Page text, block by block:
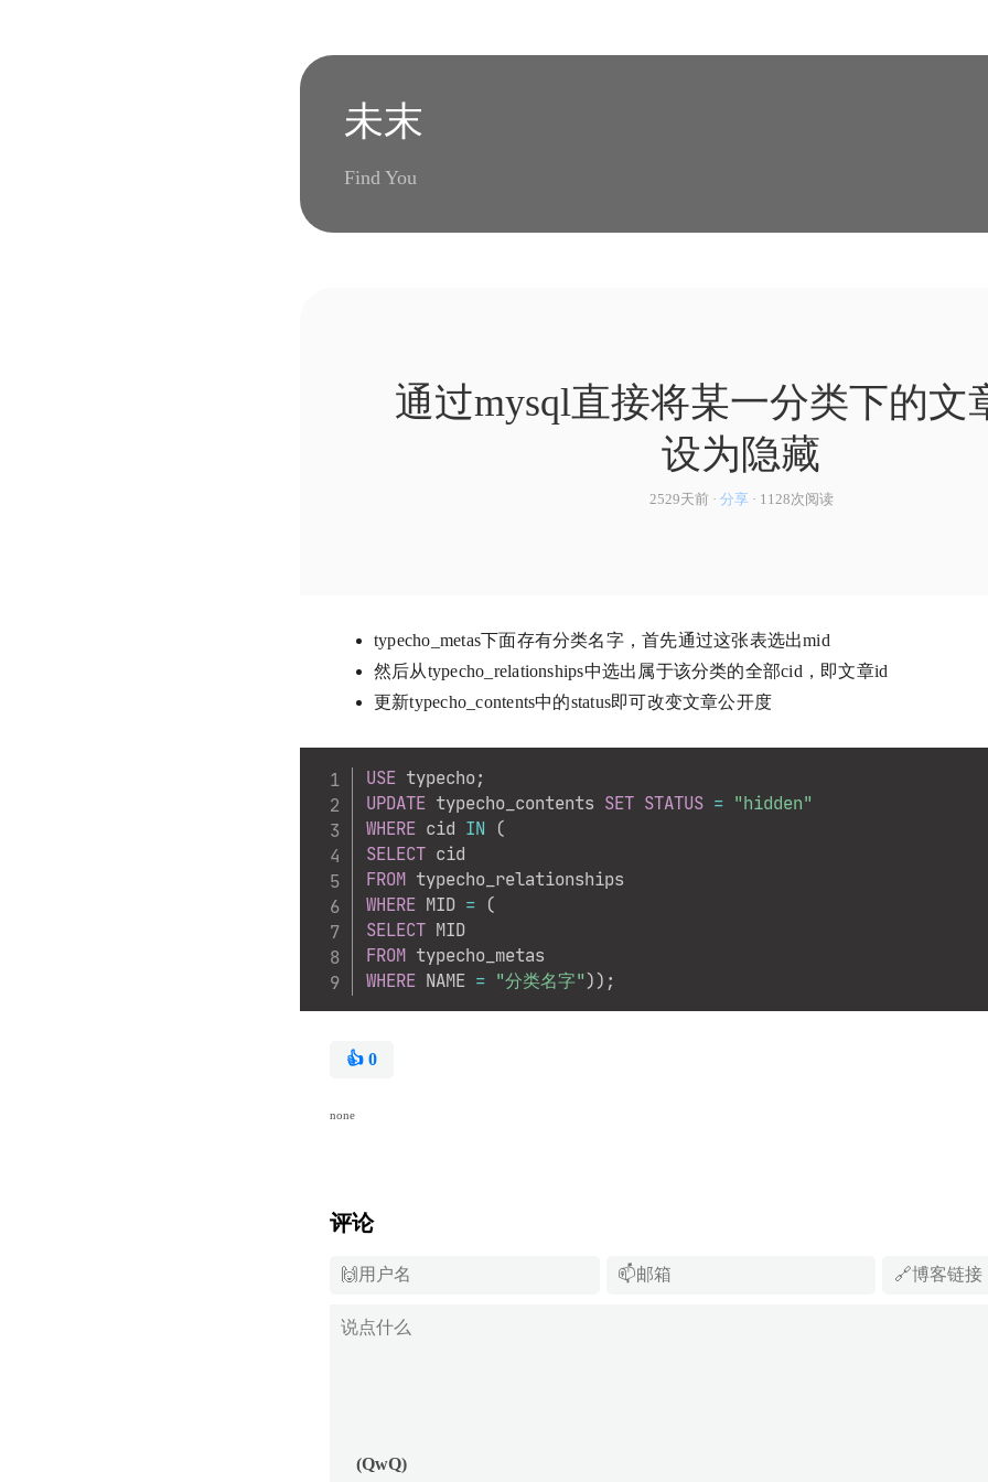
未末
Find You
通过mysql直接将某一分类下的文
设为隐藏
2529天前 · 分享· 1128次阅读
typecho_metas下面存有分类名字，首先通过这张表选出mid
然后从typecho_relationships中选出属于该分类的全部cid，即文章id
更新typecho_contents中的status即可改变文章公开度
USE typecho;
UPDATE typecho_contents SET STATUS = "hidden"
WHERE cid IN
(
SELECT
FROM
WHERE MID =
(
SELECT
MID
FROM
WHERE NAME = "分类名字")) ;
👍 0
none
评论
(QwQ)